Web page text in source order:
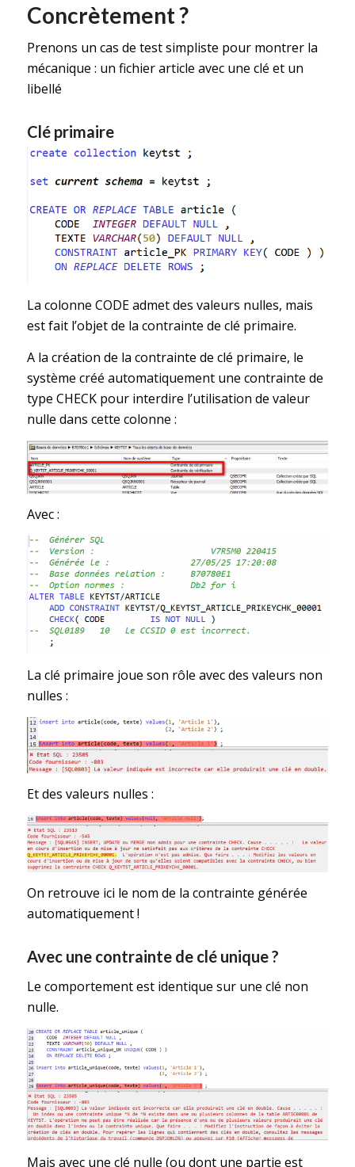
Concrètement ?
Prenons un cas de test simpliste pour montrer la
mécanique : un fichier article avec une clé et un
libellé
Clé primaire
La colonne CODE admet des valeurs nulles, mais
est fait l’objet de la contrainte de clé primaire.
A la création de la contrainte de clé primaire, le
système créé automatiquement une contrainte de
type CHECK pour interdire l’utilisation de valeur
nulle dans cette colonne :
Avec :
La clé primaire joue son rôle avec des valeurs non
nulles :
Et des valeurs nulles :
On retrouve ici le nom de la contrainte générée
automatiquement !
Avec une contrainte de clé unique ?
Le comportement est identique sur une clé non
nulle.
Mais avec une clé nulle (ou dont une partie est